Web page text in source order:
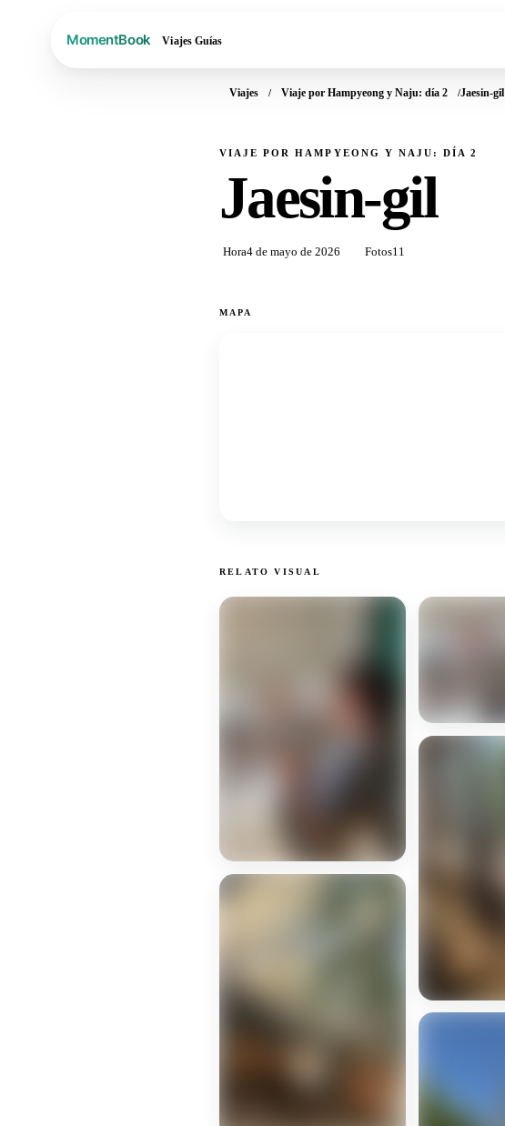
Viajes Guías
Viajes Viaje por Hampyeong y Naju: día 2 Jaesin-gil
VIAJE POR HAMPYEONG Y NAJU: DÍA 2
Jaesin-gil
Hora4 de mayo de 2026 Fotos11
MAPA
RELATO VISUAL